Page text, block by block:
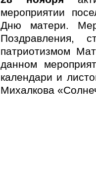
мероприятии
Дню матери.
Поздравления,
патриотизмом
данном
календари и
Михалкова